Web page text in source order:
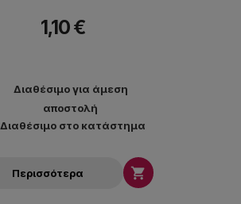
1,10 €
Διαθέσιμο για άμεση
αποστολή
Διαθέσιμο στο κατάστημα
Περισσότερα 